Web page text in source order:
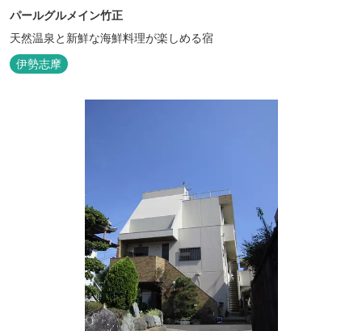
パールグルメイン竹正
天然温泉と新鮮な海鮮料理が楽しめる宿
伊勢志摩